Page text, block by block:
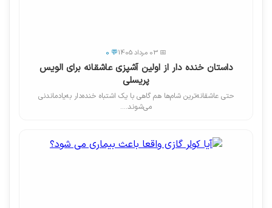
📅 03 مرداد 1405 💬 0
داستان خنده دار از اولین آشپزی عاشقانه برای الویس
پریسلی
حتی عاشقانه‌ترین شام‌ها هم گاهی با یک اشتباه خنده‌دار به‌یادماندنی
می‌شوند....